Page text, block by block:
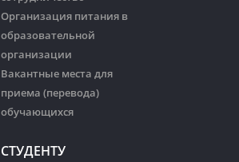
Организация питания в
образовательной
организации
Вакантные места для
приема (перевода)
обучающихся
СТУДЕНТУ